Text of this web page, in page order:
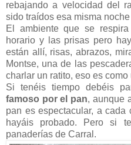
rebajando a velocidad del
sido traídos esa misma
El ambiente que se
horario y las prisas pero
están allí, risas, abrazos,
Montse, una de las
charlar un ratito, eso es
Si tenéis tiempo debéis
famoso por el pan, aunque
pan es espectacular, a
hayáis probado. Pero si
panaderías de Carral.